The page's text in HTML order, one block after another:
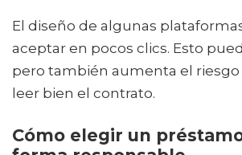
El diseño de algunas
aceptar en pocos clics. Esto
pero también aumenta el riesgo
leer bien el contrato.
Cómo elegir un